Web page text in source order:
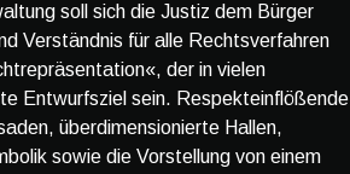
soll sich die Justiz dem Bürger
Verständnis für alle Rechtsverfahren
der in vielen
Entwurfsziel sein. Respekteinflößende
überdimensionierte Hallen,
sowie die Vorstellung von einem